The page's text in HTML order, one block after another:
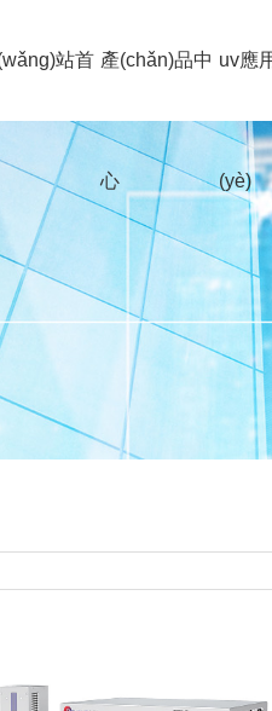
站首 產(chǎn)品中
心
uv應
(yè)